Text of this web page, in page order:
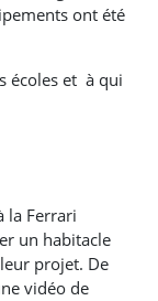
ont été
écoles et à qui
la Ferrari
un habitacle
projet. De
vidéo de